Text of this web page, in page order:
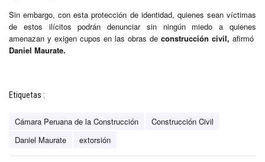
Sin embargo, con esta protección de identidad, quienes sean víctimas
de estos ilícitos podrán denunciar sin ningún miedo a quienes
amenazan y exigen cupos en las obras de construcción civil, afirmó
Daniel Maurate.
Etiquetas :
Cámara Peruana de la Construcción
Construcción Civil
Daniel Maurate
extorsión